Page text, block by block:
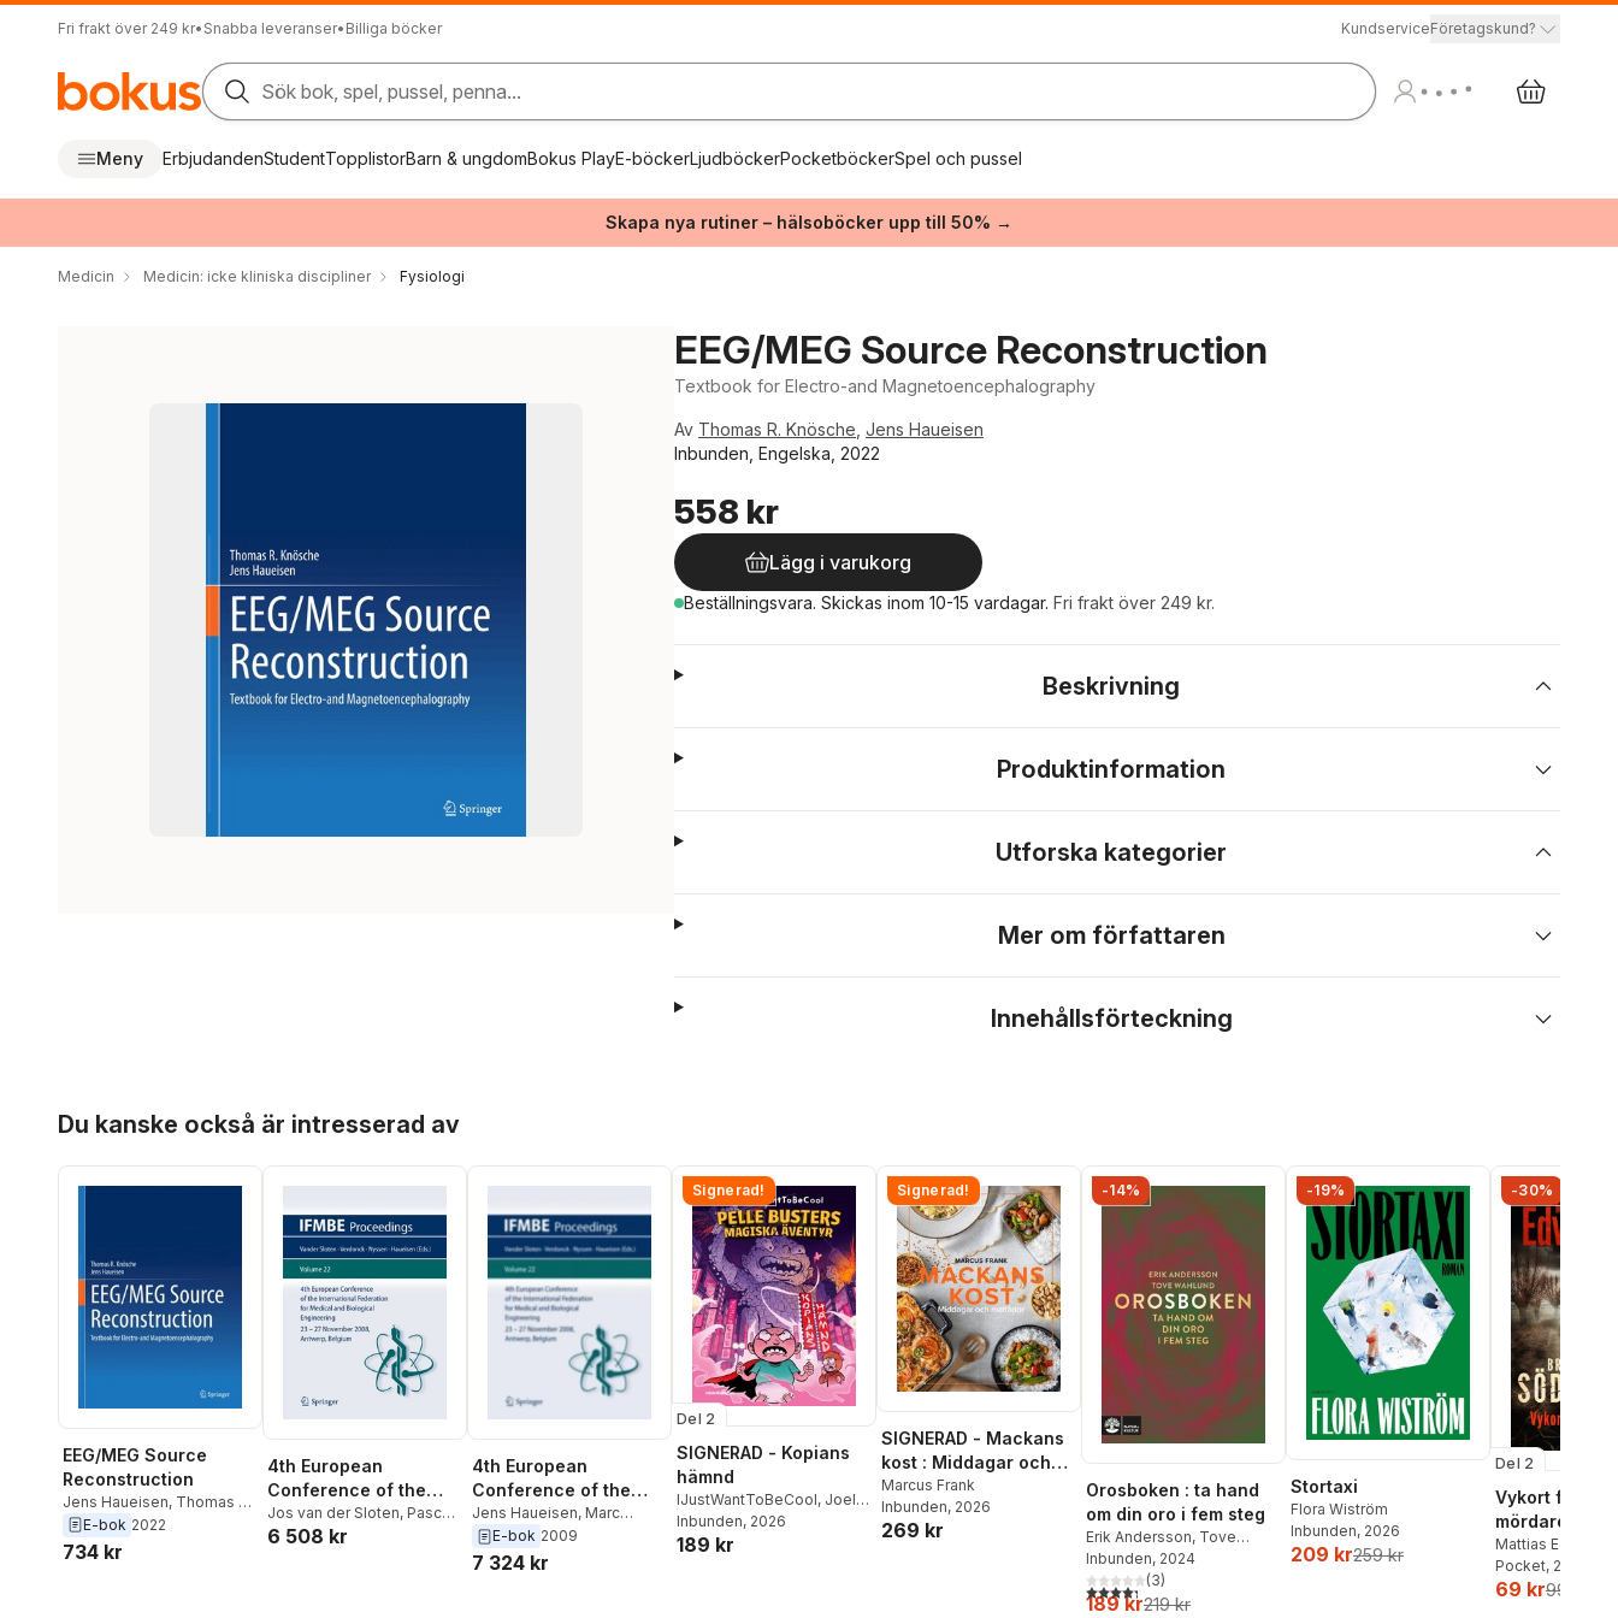
Fri frakt över 249 kr• Snabba leveranser• Billiga böcker KundserviceFöretagskund?
Sök bok, spel, pussel, penna...
Meny ErbjudandenStudentTopplistorBarn & ungdomBokus PlayE-böckerLjudböckerPocketböckerSpel och pussel
Skapa nya rutiner – hälsoböcker upp till 50% →
Medicin Medicin: icke kliniska discipliner Fysiologi
EEG/MEG Source Reconstruction
Textbook for Electro-and Magnetoencephalography
Av Thomas R. Knösche Jens Haueisen
Inbunden, Engelska, 2022
558 kr
Lägg i varukorg
Beställningsvara. Skickas inom 10-15 vardagar. Fri frakt över 249 kr.
Beskrivning
Produktinformation
Utforska kategorier
Mer om författaren
Innehållsförteckning
Du kanske också är intresserad av
EEG/MEG Source
Reconstruction
Jens Haueisen, Thomas R.
Knosche
E-bok 2022
734 kr
4th European
Conference of the
International
Federation for
Jos van der Sloten, Pascal
Verdonck,Marc Nyssen
6 508 kr
4th European
Conference of the
International
Federation for
Medical and Biological
Jens Haueisen, Marc
Nyssen,Pascal Verdonck
Jos van der Sloten
E-bok 2009
7 324 kr
Signerad!
Del 2
SIGNERAD - Kopians
hämnd
IJustWantToBeCool, Joel
Adolphson,Emil Ejdemo
Beer ,Victor Beer
Inbunden, 2026
189 kr
Signerad!
SIGNERAD - Mackans
kost : Middagar och
matlådor
Marcus Frank
Inbunden, 2026
269 kr
-14%
Orosboken : ta hand
om din oro i fem steg
Erik Andersson, Tove
Wahlund
Inbunden, 2024
4,3utav 5 stjärnor. Totalt antal röster:
(3)
189 kr219 kr
-19%
Stortaxi
Flora Wiström
Inbunden, 2026
209 kr259 kr
-30%
Del 2
Vykort från en
mördare
Mattias
Pocket, 2026
69 kr99 kr